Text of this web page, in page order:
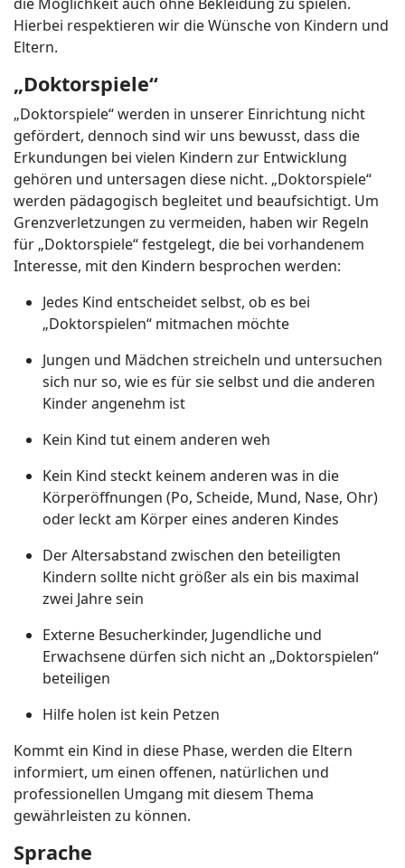
Hierbei respektieren wir die Wünsche von Kindern und
Eltern.
„Doktorspiele“
„Doktorspiele“ werden in unserer Einrichtung nicht
gefördert, dennoch sind wir uns bewusst, dass die
Erkundungen bei vielen Kindern zur Entwicklung
gehören und untersagen diese nicht. „Doktorspiele“
werden pädagogisch begleitet und beaufsichtigt. Um
Grenzverletzungen zu vermeiden, haben wir Regeln
für „Doktorspiele“ festgelegt, die bei vorhandenem
Interesse, mit den Kindern besprochen werden:
Jedes Kind entscheidet selbst, ob es bei
„Doktorspielen“ mitmachen möchte
Jungen und Mädchen streicheln und untersuchen
sich nur so, wie es für sie selbst und die anderen
Kinder angenehm ist
Kein Kind tut einem anderen weh
Kein Kind steckt keinem anderen was in die
Körperöffnungen (Po, Scheide, Mund, Nase, Ohr)
oder leckt am Körper eines anderen Kindes
Der Altersabstand zwischen den beteiligten
Kindern sollte nicht größer als ein bis maximal
zwei Jahre sein
Externe Besucherkinder, Jugendliche und
Erwachsene dürfen sich nicht an „Doktorspielen“
beteiligen
Hilfe holen ist kein Petzen
Kommt ein Kind in diese Phase, werden die Eltern
informiert, um einen offenen, natürlichen und
professionellen Umgang mit diesem Thema
gewährleisten zu können.
Sprache